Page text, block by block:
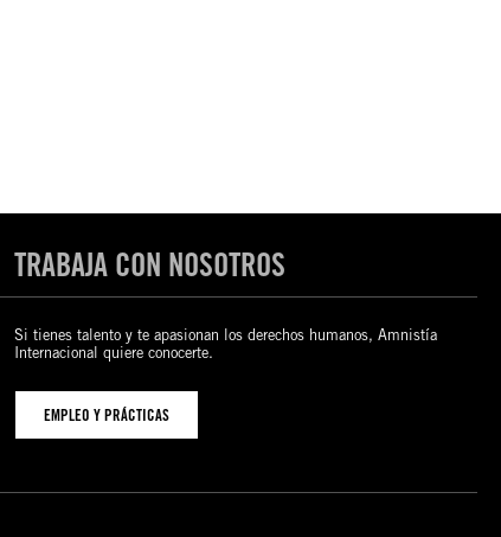
TRABAJA CON NOSOTROS
Si tienes talento y te apasionan los derechos humanos, Amnistía
Internacional quiere conocerte.
EMPLEO Y PRÁCTICAS